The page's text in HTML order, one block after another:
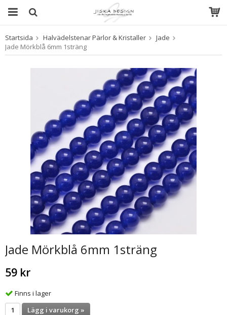
Produkten har blivit tillagd i varukorgen
Startsida Halvädelstenar Pärlor & Kristaller
Jade
Jade Mörkblå 6mm 1sträng
Jade Mörkblå 6mm 1sträng
59 kr
Finns i lager
Lägg i varukorg »